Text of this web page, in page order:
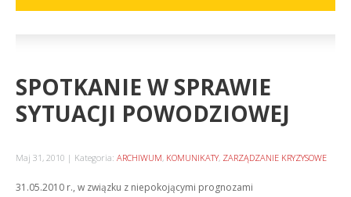
SPOTKANIE W SPRAWIE
SYTUACJI POWODZIOWEJ
Maj 31, 2010 Kategoria: ARCHIWUM, KOMUNIKATY, ZARZĄDZANIE KRYZYSOWE
31.05.2010 r., w związku z niepokojącymi prognozami